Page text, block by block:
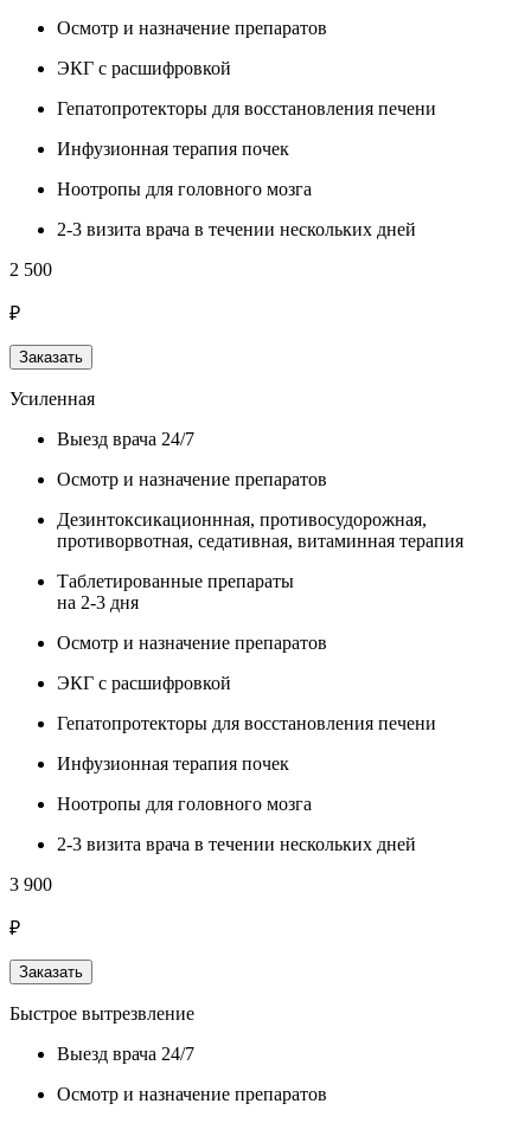
Осмотр и назначение препаратов
ЭКГ с расшифровкой
Гепатопротекторы для восстановления печени
Инфузионная терапия почек
Ноотропы для головного мозга
2-3 визита врача в течении нескольких дней
2 500
₽
Заказать
Усиленная
Выезд врача 24/7
Осмотр и назначение препаратов
Дезинтоксикационнная, противосудорожная,
противорвотная, седативная, витаминная терапия
Таблетированные препараты
на 2-3 дня
Осмотр и назначение препаратов
ЭКГ с расшифровкой
Гепатопротекторы для восстановления печени
Инфузионная терапия почек
Ноотропы для головного мозга
2-3 визита врача в течении нескольких дней
3 900
₽
Заказать
Быстрое вытрезвление
Выезд врача 24/7
Осмотр и назначение препаратов